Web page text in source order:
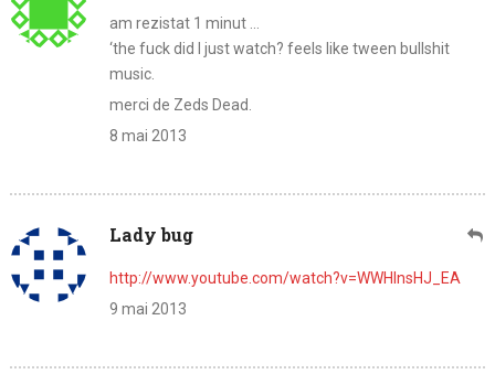
am rezistat 1 minut …
‘the fuck did I just watch? feels like tween bullshit
music.
merci de Zeds Dead.
8 mai 2013
Lady bug
http://www.youtube.com/watch?v=WWHInsHJ_EA
9 mai 2013